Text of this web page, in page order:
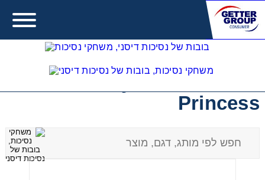
Princess
Contact form not found.
מעונין לקבל הצעת מחיר או מידע עבור: